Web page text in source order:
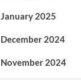
January 2025
December 2024
November 2024